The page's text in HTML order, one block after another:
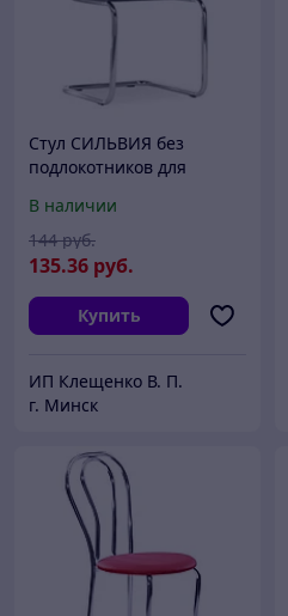
Стул СИЛЬВИЯ без
подлокотников для
дома, (SILWIA кож/зам V)
В наличии
135.36 руб.
144 руб.
Купить
ИП Клещенко В. П.
г. Минск